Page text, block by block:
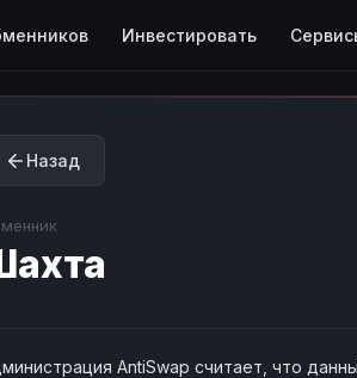
Инвестировать
Назад
AntiSwap считает, что